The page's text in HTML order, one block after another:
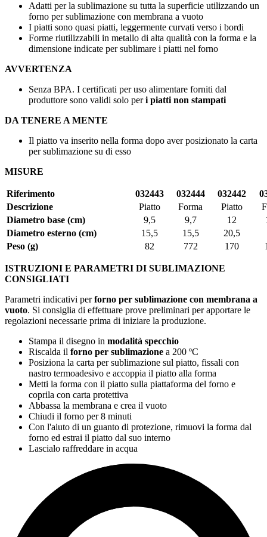
Adatti per la sublimazione su tutta la superficie utilizzando un
forno per sublimazione con membrana a vuoto
I piatti sono quasi piatti, leggermente curvati verso i bordi
Forme riutilizzabili in metallo di alta qualità con la forma e la
dimensione indicate per sublimare i piatti nel forno
AVVERTENZA
Senza BPA. I certificati per uso alimentare forniti dal
produttore sono validi solo peri piatti non stampati
DA TENERE A MENTE
Il piatto va inserito nella forma dopo aver posizionato la carta
per sublimazione su di esso
MISURE
Riferimento 032443 032444 032442
Descrizione
Piatto Forma Piatto
Diametro base (cm)
9,5 9,7 12
Diametro esterno (cm)
15,5 15,5
20,5
Peso (g)
82 772 170
ISTRUZIONI E PARAMETRI DI SUBLIMAZIONE
CONSIGLIATI
Parametri indicativi perforno per sublimazione con membrana a
vuoto. Si consiglia di effettuare prove preliminari per apportare le
regolazioni necessarie prima di iniziare la produzione.
Stampa il disegno in modalità specchio
Riscalda il forno per sublimazione a 200 ºC
Posiziona la carta per sublimazione sul piatto, fissali con
nastro termoadesivo e accoppia il piatto alla forma
Metti la forma con il piatto sulla piattaforma del forno e
coprila con carta protettiva
Abbassa la membrana e crea il vuoto
Chiudi il forno per8 minuti
Con l'aiuto di un guanto di protezione, rimuovi la forma dal
forno ed estrai il piatto dal suo interno
Lascialo raffreddare in acqua